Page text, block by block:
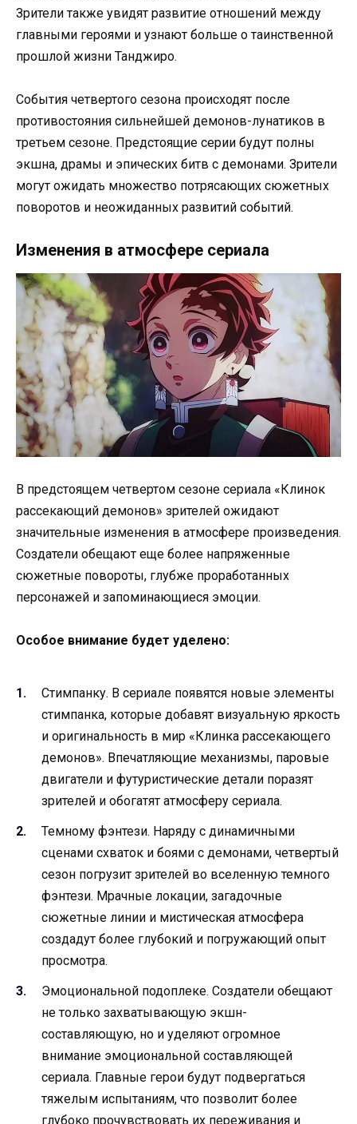
Зрители также увидят развитие отношений между
главными героями и узнают больше о таинственной
прошлой жизни Танджиро.
События четвертого сезона происходят после
противостояния сильнейшей демонов-лунатиков в
третьем сезоне. Предстоящие серии будут полны
экшна, драмы и эпических битв с демонами. Зрители
могут ожидать множество потрясающих сюжетных
поворотов и неожиданных развитий событий.
Изменения в атмосфере сериала
В предстоящем четвертом сезоне сериала «Клинок
рассекающий демонов» зрителей ожидают
значительные изменения в атмосфере произведения.
Создатели обещают еще более напряженные
сюжетные повороты, глубже проработанных
персонажей и запоминающиеся эмоции.
Особое внимание будет уделено:
Стимпанку. В сериале появятся новые элементы
стимпанка, которые добавят визуальную яркость
и оригинальность в мир «Клинка рассекающего
демонов». Впечатляющие механизмы, паровые
двигатели и футуристические детали поразят
зрителей и обогатят атмосферу сериала.
Темному фэнтези. Наряду с динамичными
сценами схваток и боями с демонами, четвертый
сезон погрузит зрителей во вселенную темного
фэнтези. Мрачные локации, загадочные
сюжетные линии и мистическая атмосфера
создадут более глубокий и погружающий опыт
просмотра.
Эмоциональной подоплеке. Создатели обещают
не только захватывающую экшн-
составляющую, но и уделяют огромное
внимание эмоциональной составляющей
сериала. Главные герои будут подвергаться
тяжелым испытаниям, что позволит более
глубоко прочувствовать их переживания и